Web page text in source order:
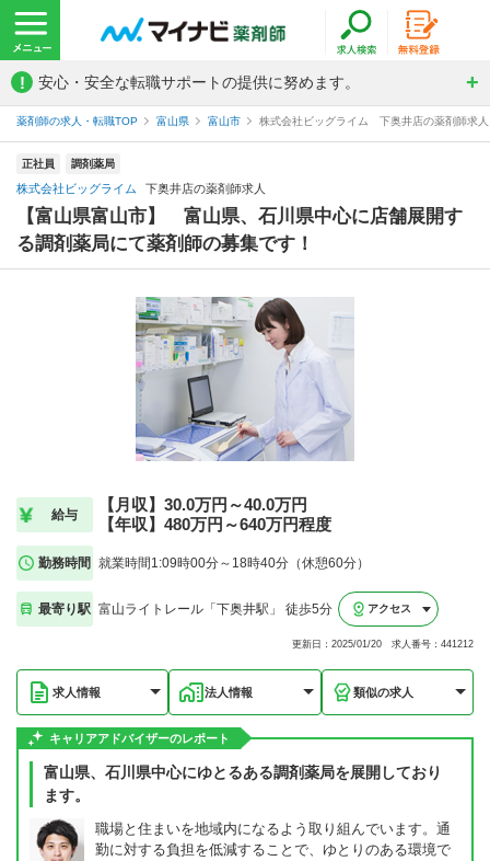
! 安心・安全な転職サポートの提供に努めます。
薬剤師の求人・転職TOP 富山県 富山市 株式会社ビッグライム 下奥井店の薬剤師求人
正社員 調剤薬局
株式会社ビッグライム 下奥井店の薬剤師求人
【富山県富山市】 富山県、石川県中心に店舗展開す
る調剤薬局にて薬剤師の募集です！
給与
【月収】30.0万円～40.0万円
【年収】480万円～640万円程度
勤務時間 就業時間1:09時00分～18時40分（休憩60分）
最寄り駅 富山ライトレール「下奥井駅」 徒歩5分 アクセス
更新日：2025/01/20 求人番号：441212
求人情報 法人情報 類似の求人
キャリアアドバイザーのレポート
富山県、石川県中心にゆとるある調剤薬局を展開しており
ます。
職場と住まいを地域内になるよう取り組んでいます。通
勤に対する負担を低減することで、ゆとりのある環境で